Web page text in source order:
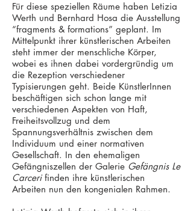
Für diese speziellen Räume haben Letizia
Werth und Bernhard Hosa die Ausstellung
“fragments & formations” geplant. Im
Mittelpunkt ihrer künstlerischen Arbeiten
steht immer der menschliche Körper,
wobei es ihnen dabei vordergründig um
die Rezeption verschiedener
Typisierungen geht. Beide KünstlerInnen
beschäftigen sich schon lange mit
verschiedenen Aspekten von Haft,
Freiheitsvollzug und dem
Spannungsverhältnis zwischen dem
Individuum und einer normativen
Gesellschaft. In den ehemaligen
Gefängniszellen der Galerie Gefängnis Le
Carcerifinden ihre künstlerischen
Arbeiten nun den kongenialen Rahmen.